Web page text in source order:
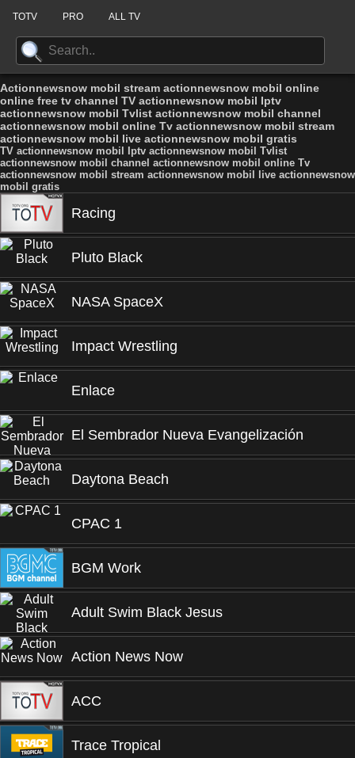
TOTV PRO ALL TV
Actionnewsnow mobil stream actionnewsnow mobil online
online free tv channel TV actionnewsnow mobil Iptv
actionnewsnow mobil Tvlist actionnewsnow mobil channel
actionnewsnow mobil online Tv actionnewsnow mobil stream
actionnewsnow mobil live actionnewsnow mobil gratis
TV actionnewsnow mobil Iptv actionnewsnow mobil Tvlist
actionnewsnow mobil channel actionnewsnow mobil online Tv
actionnewsnow mobil stream actionnewsnow mobil live actionnewsnow
mobil gratis
Racing
Pluto Black
NASA SpaceX
Impact Wrestling
Enlace
El Sembrador Nueva Evangelización
Daytona Beach
CPAC 1
BGM Work
Adult Swim Black Jesus
Action News Now
ACC
Trace Tropical